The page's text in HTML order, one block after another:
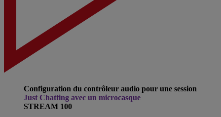
Configuration du contrôleur audio pour une session
Just Chatting avec un microcasque
STREAM 100